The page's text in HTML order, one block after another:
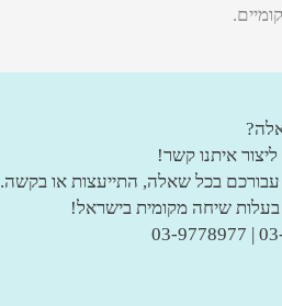
איתנו קשר!
עבורכם בכל שאלה, התייעצות או בקשה.
בעלות שיחה מקומית בישראל!
03-